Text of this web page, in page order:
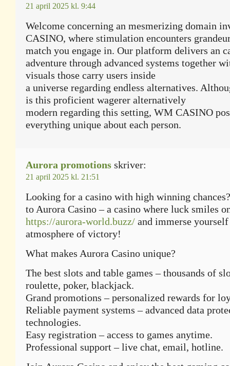
21 april 2025 kl. 9:44
Welcome concerning an mesmerizing domain
CASINO, where stimulation encounters
match you engage in. Our platform delivers an
adventure through advanced systems together
visuals those carry users inside
a universe regarding endless alternatives.
is this proficient wagerer alternatively
modern regarding this setting, WM CASINO
everything unique about each person.
Aurora promotions skriver:
21 april 2025 kl. 21:51
Looking for a casino with high winning
to Aurora Casino – a casino where luck smiles
https://aurora-world.buzz/ and immerse
atmosphere of victory!
What makes Aurora Casino unique?
The best slots and table games – thousands of
roulette, poker, blackjack.
Grand promotions – personalized rewards for
Reliable payment systems – advanced data
technologies.
Easy registration – access to games anytime.
Professional support – live chat, email, hotline.